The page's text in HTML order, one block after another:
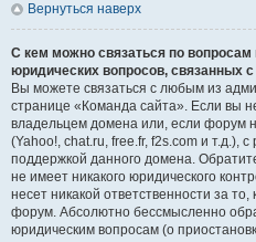
Вернуться наверх
С кем можно связаться по вопросам
юридических вопросов, связанных
Вы можете связаться с любым из
странице «Команда сайта». Если вы
владельцем домена или, если форум
(Yahoo!, chat.ru, free.fr, f2s.com и т.д.),
поддержкой данного домена.
не имеет никакого юридического
несет никакой ответственности за
форум. Абсолютно бессмысленно
юридическим вопросам (о